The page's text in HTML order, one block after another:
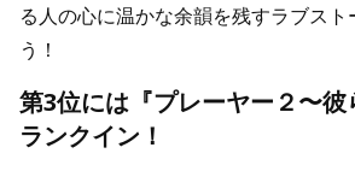
る人の心に温かな余韻を残すラブス
う！
第3位には『プレーヤー２〜
ランクイン！